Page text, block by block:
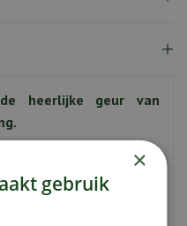
heerlijke geur van
een must-have voor
unieke geurbeleving. Met
bloemige en luxueuze
×
gebruik